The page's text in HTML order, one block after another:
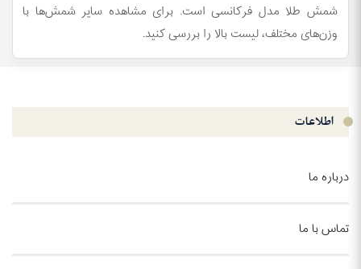
شمش طلا مدل فرکانسی است. برای مشاهده سایر شمش‌‎ها با
وزن‌های مختلف، لیست بالا را بررسی کنید.
اطلاعات
درباره ما
تماس با ما